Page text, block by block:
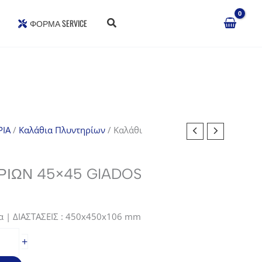
ΦΌΡΜΑ SERVICE
/ Καλάθια Πλυντηρίων/ Καλάθι
45×45 GIADOS
| ΔΙΑΣΤΑΣΕΙΣ : 450x450x106 mm
+